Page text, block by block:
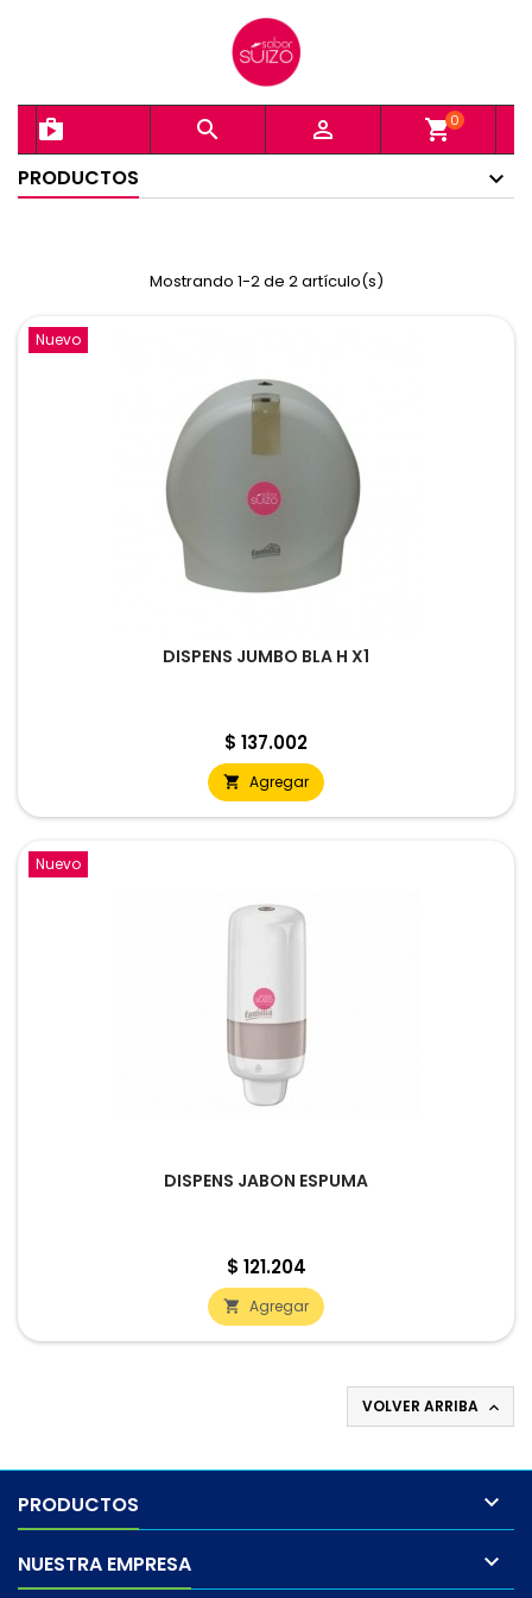
shopping_bag
  shopping_cart0
PRODUCTOS
Mostrando 1-2 de 2 artículo(s)
Nuevo
DISPENS JUMBO BLA H X1
Precio
$ 137.002
 Agregar
Nuevo
DISPENS JABON ESPUMA
Precio
$ 121.204
 Agregar
VOLVER ARRIBA 
PRODUCTOS 
NUESTRA EMPRESA 